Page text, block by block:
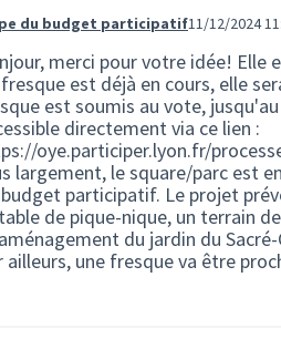
3268
du budget participatif11/12/2024
merci pour votre idée! Elle
est déjà en cours, elle
est soumis au vote,
directement via ce lien :
oye.participer.lyon.fr/
largement, le square/parc est
participatif. Le projet
de pique-nique, un terrain
du jardin du
ailleurs, une fresque va être